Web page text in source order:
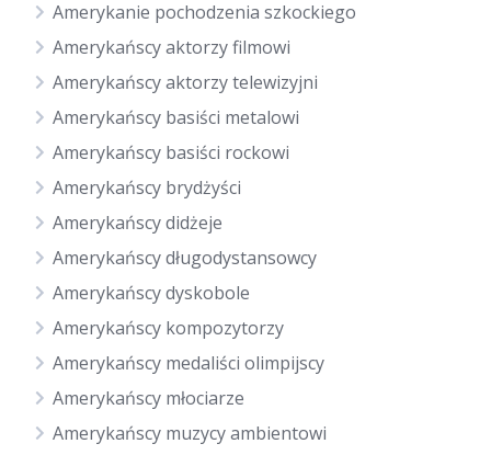
Amerykanie pochodzenia szkockiego
Amerykańscy aktorzy filmowi
Amerykańscy aktorzy telewizyjni
Amerykańscy basiści metalowi
Amerykańscy basiści rockowi
Amerykańscy brydżyści
Amerykańscy didżeje
Amerykańscy długodystansowcy
Amerykańscy dyskobole
Amerykańscy kompozytorzy
Amerykańscy medaliści olimpijscy
Amerykańscy młociarze
Amerykańscy muzycy ambientowi